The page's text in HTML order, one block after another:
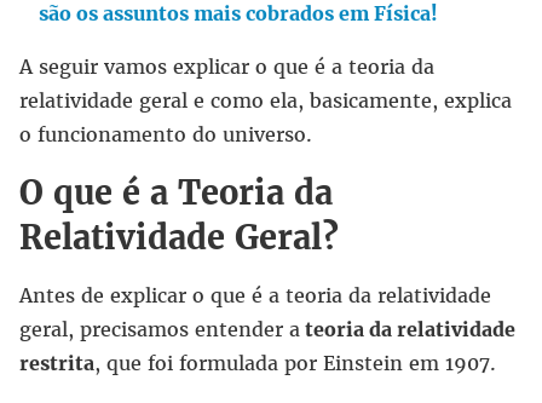
são os assuntos mais cobrados em Física!
A seguir vamos explicar o que é a teoria da
relatividade geral e como ela, basicamente, explica
o funcionamento do universo.
O que é a Teoria da
Relatividade Geral?
Antes de explicar o que é a teoria da relatividade
geral, precisamos entender a teoria da relatividade
restrita, que foi formulada por Einstein em 1907.